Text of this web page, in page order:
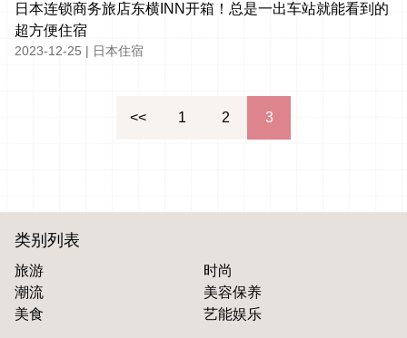
日本连锁商务旅店东横INN开箱！总是一出车站就能看到的
超方便住宿
2023-12-25 | 日本住宿
<< 1 2 3
类别列表
旅游
时尚
潮流
美容保养
美食
艺能娱乐